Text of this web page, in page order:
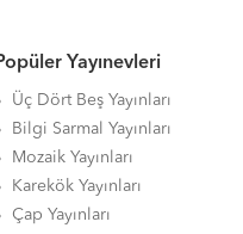
Yayınevleri
Üç Dört Beş Yayınları
Bilgi Sarmal Yayınları
Mozaik Yayınları
Karekök Yayınları
Çap Yayınları